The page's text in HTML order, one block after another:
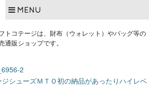
MENU
トコテージは、財布（ウォレット）やバッグ等の
通販ショップです。
2
シューズＭＴＯ初の納品があったりハイレベ